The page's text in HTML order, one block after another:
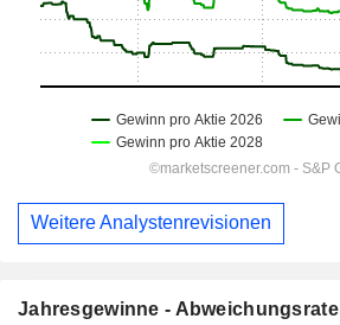
Weitere Analystenrevisionen
Jahresgewinne - Abweichungsrate